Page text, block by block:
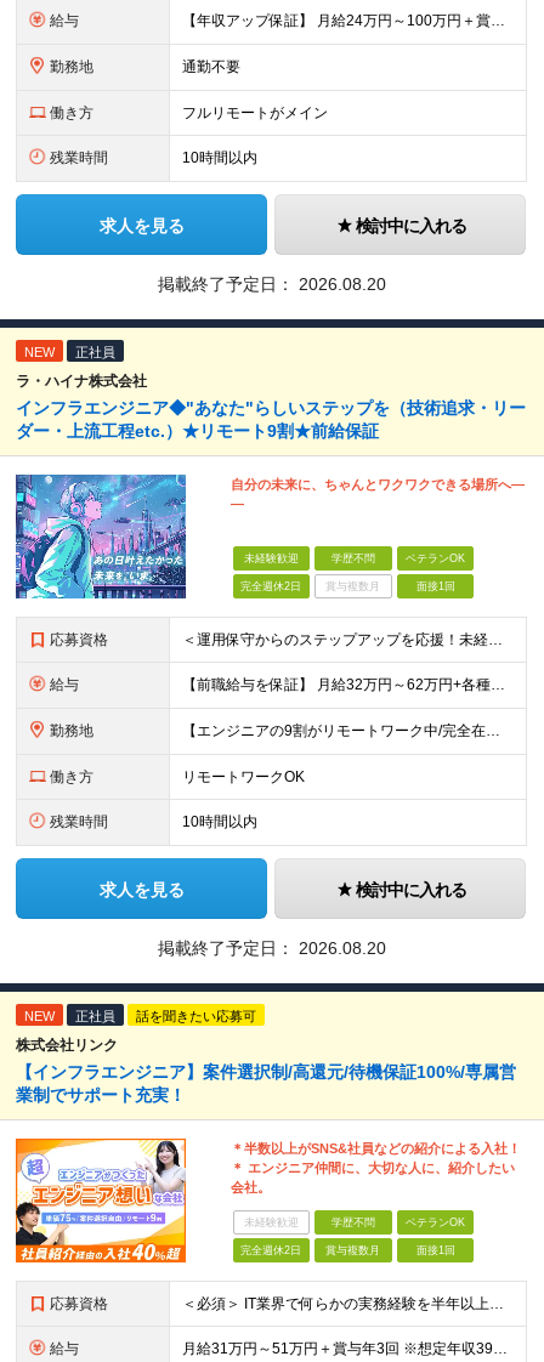
給与 【年収アップ保証】 月給24万円～100万円＋賞与（年3回）＋諸手当 ◆想定年収432万円〜1200万円(経験・スキルを考慮し決定) ※年収アップ保証付帯 ◆基本給には⽉20時間分の固定残業代(31,
勤務地 通勤不要
働き方 フルリモートがメイン
残業時間 10時間以内
求人を見る 検討中に入れる
掲載終了予定日： 2026.08.20
NEW 正社員
ラ・ハイナ株式会社
インフラエンジニア◆"あなた"らしいステップを（技術追求・リー
ダー・上流工程etc.）★リモート9割★前給保証
自分の未来に、ちゃんとワクワクできる場所へ―
―
未経験歓迎 学歴不問 ベテランOK
完全週休2日 賞与複数月 面接1回
応募資格 ＜運用保守からのステップアップを応援！未経験からの挑戦も大歓迎です♪＞ ■インフラエンジニアとして何らかの実務経験がある方（経験領域不問） ■学歴不問 【こんな方にピッタリの環境です！】 ・運用保守
給与 【前職給与を保証】 月給32万円～62万円+各種手当+決算賞与 ★資格手当や資格取得報奨金、役職手当など待遇、福利厚生が充実！ ★1年で年収60万円以上アップした社員が多数！ ※経験・スキルを考慮
勤務地 【エンジニアの9割がリモートワーク中/完全在宅ワークで働くメンバーも◎】 現在、エンジニアの約9割がリモートワークを実施。 そのうち約3割がフルリモートで勤務しており、地方在住のメンバーも活躍していま
働き方 リモートワークOK
残業時間 10時間以内
求人を見る 検討中に入れる
掲載終了予定日： 2026.08.20
NEW 正社員 話を聞きたい応募可
株式会社リンク
【インフラエンジニア】案件選択制/高還元/待機保証100%/専属営
業制でサポート充実！
＊半数以上がSNS&社員などの紹介による入社！
＊ エンジニア仲間に、大切な人に、紹介したい
会社。
未経験歓迎 学歴不問 ベテランOK
完全週休2日 賞与複数月 面接1回
応募資格 ＜必須＞ IT業界で何らかの実務経験を半年以上お持ちの方（使用言語不問） ＜こんなご希望があれば、ぜひ当社にご相談ください＞ ◎ スキルや成果にしっかり見合った給与を受け取りたい ◎ 残業を
給与 月給31万円～51万円＋賞与年3回 ※想定年収394万円～1,032万円 ★年間300万円の賞与実績あり ★平均昇給額3万円 ★エンジニアへの還元率75％（実質78.9%） ※経験・能力を考慮し